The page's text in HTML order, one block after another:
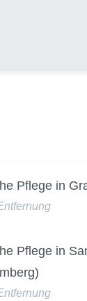
Pflege in
Pflege in